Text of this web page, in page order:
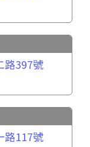
路397號
路117號